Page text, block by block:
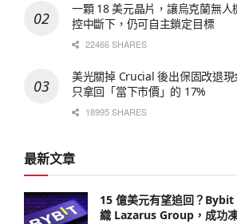
一顆 18 美元晶片，讓烏克蘭無人
控中斷下，仍可自主鎖定目標
22466 SHARES
美光關掉 Crucial 後出保固改退
只拿回「當下市價」的 17%
18995 SHARES
最新文章
15 億美元有望追回？Bybit
織 Lazarus Group，成功